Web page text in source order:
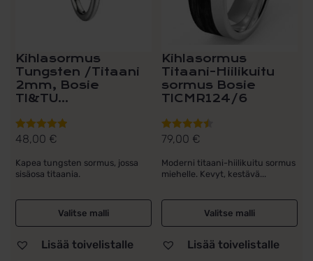
Kihlasormus
Tungsten /Titaani
2mm, Bosie
TI&TU...
Arvostelu
5.00/ 5
48,00 €
Kapea tungsten sormus, jossa
sisäosa titaania.
Valitse malli
Lisää toivelistalle
Kihlasormus
Titaani-Hiilikuitu
sormus Bosie
TICMR124/6
Arvostelu
4.50/ 5
79,00 €
Moderni titaani-hiilikuitu sormus
miehelle. Kevyt, kestävä...
Valitse malli
tuotteen
Lisää toivelistalle